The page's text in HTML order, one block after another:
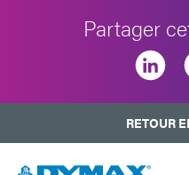
Partager
RETOUR